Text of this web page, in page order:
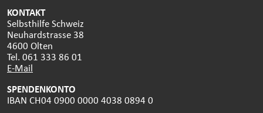
KONTAKT
Selbsthilfe Schweiz
Neuhardstrasse 38
4600 Olten
Tel. 061 333 86 01
E-Mail
SPENDENKONTO
IBAN CH04 0900 0000 4038 0894 0